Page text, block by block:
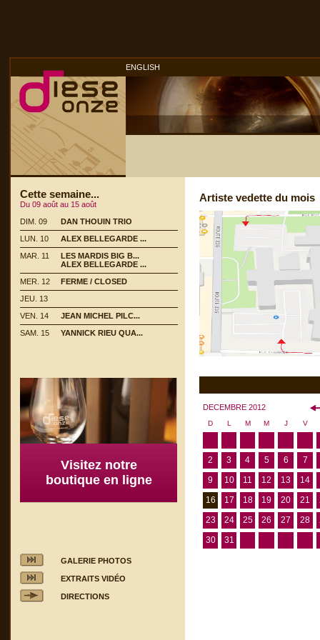
ENGLISH
Cette semaine...
Du 09 août au 15 août
DIM. 09
DAN THOUIN TRIO
LUN. 10
ALEX BELLEGARDE ...
MAR. 11
LES MARDIS BIG B...
ALEX BELLEGARDE ...
MER. 12
FERME / CLOSED
JEU. 13
VEN. 14
JEAN MICHEL PILC...
SAM. 15
YANNICK RIEU QUA...
Visitez notre
boutique en ligne
GALERIE PHOTOS
EXTRAITS VIDÉO
DIRECTIONS
Artiste vedette du mois
DECEMBRE 2012
D L M M J V
2 3 4 5 6
7
9
10 11 12 13 14
16
17 18 19 20 21
23
24 25 26 27 28
30
31